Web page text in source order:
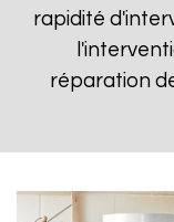
rapidité
réparation